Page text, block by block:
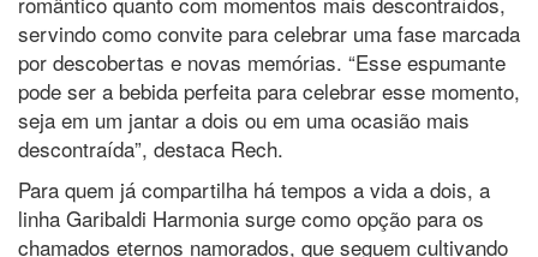
servindo como convite para celebrar uma fase marcada
por descobertas e novas memórias. “Esse espumante
pode ser a bebida perfeita para celebrar esse momento,
seja em um jantar a dois ou em uma ocasião mais
descontraída”, destaca Rech.
Para quem já compartilha há tempos a vida a dois, a
linha Garibaldi Harmonia surge como opção para os
chamados eternos namorados, que seguem cultivando